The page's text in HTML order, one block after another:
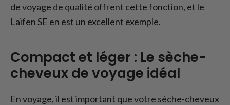
de voyage de qualité offrent cette fonction, et le
Laifen SE en est un excellent exemple.
Compact et léger : Le sèche-
cheveux de voyage idéal
En voyage, il est important que votre sèche-cheveux